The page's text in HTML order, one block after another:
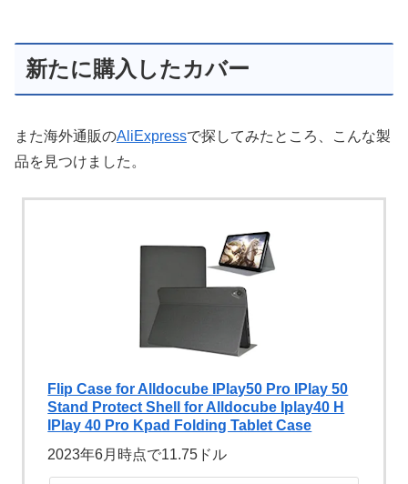
新たに購入したカバー
また海外通販のAliExpressで探してみたところ、こんな製
品を見つけました。
Flip Case for Alldocube IPlay50 Pro IPlay 50
Stand Protect Shell for Alldocube Iplay40 H
IPlay 40 Pro Kpad Folding Tablet Case
2023年6月時点で11.75ドル